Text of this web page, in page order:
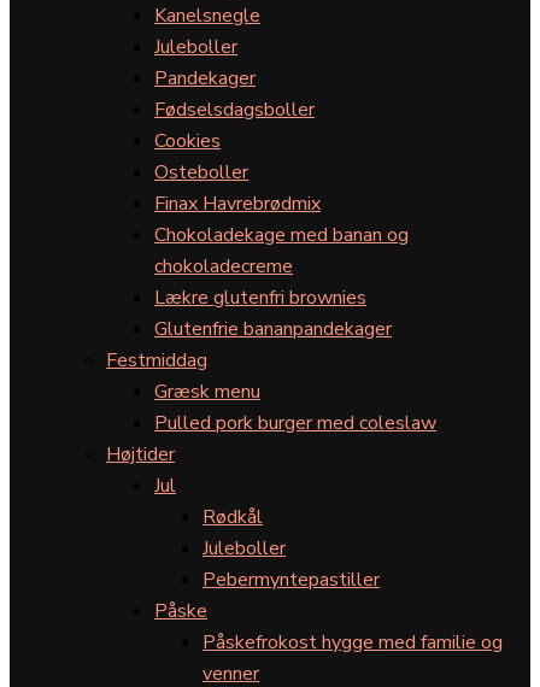
Kanelsnegle
Juleboller
Pandekager
Fødselsdagsboller
Cookies
Osteboller
Finax Havrebrødmix
Chokoladekage med banan og
chokoladecreme
Lækre glutenfri brownies
Glutenfrie bananpandekager
Festmiddag
Græsk menu
Pulled pork burger med coleslaw
Højtider
Jul
Rødkål
Juleboller
Pebermyntepastiller
Påske
Påskefrokost hygge med familie og
venner